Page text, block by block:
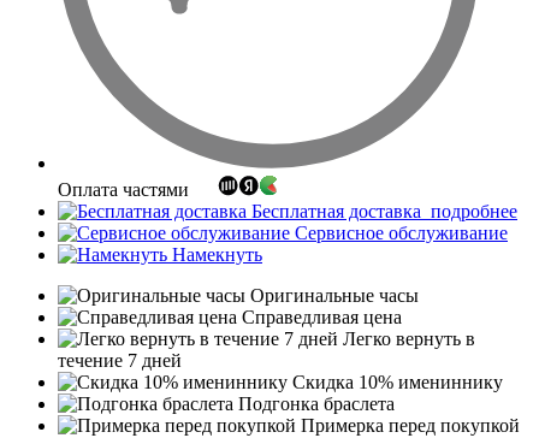
Оплата частями
Бесплатная доставка подробнее
Сервисное обслуживание
Намекнуть
Оригинальные часы
Справедливая цена
Легко вернуть в
течение 7 дней
Скидка 10% имениннику
Подгонка браслета
Примерка перед покупкой